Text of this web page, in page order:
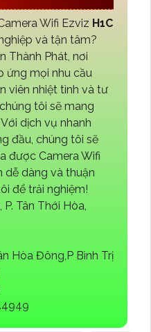
Wifi Ezviz H1C
và tận tâm?
Thành Phát, nơi
ứng mọi nhu cầu
viên nhiệt tình và tư
tôi sẽ mang
dịch vụ nhanh
đầu, chúng tôi sẽ
được Camera Wifi
dễ dàng và thuận
để trải nghiệm!
Tân Thới Hòa,
Hòa Đông,P Bình Trị